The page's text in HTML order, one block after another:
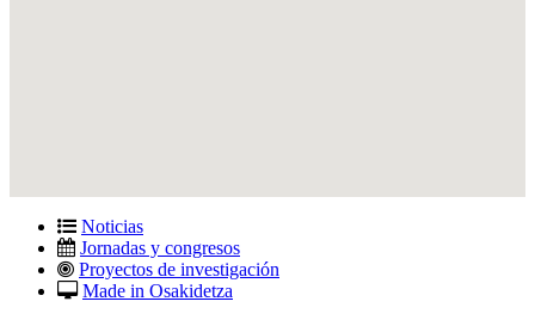
Noticias
Jornadas y congresos
Proyectos de investigación
Made in Osakidetza